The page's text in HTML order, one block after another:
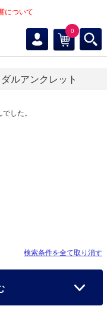
について
0
ルアンクレット
した。
検索条件を全て取り消す